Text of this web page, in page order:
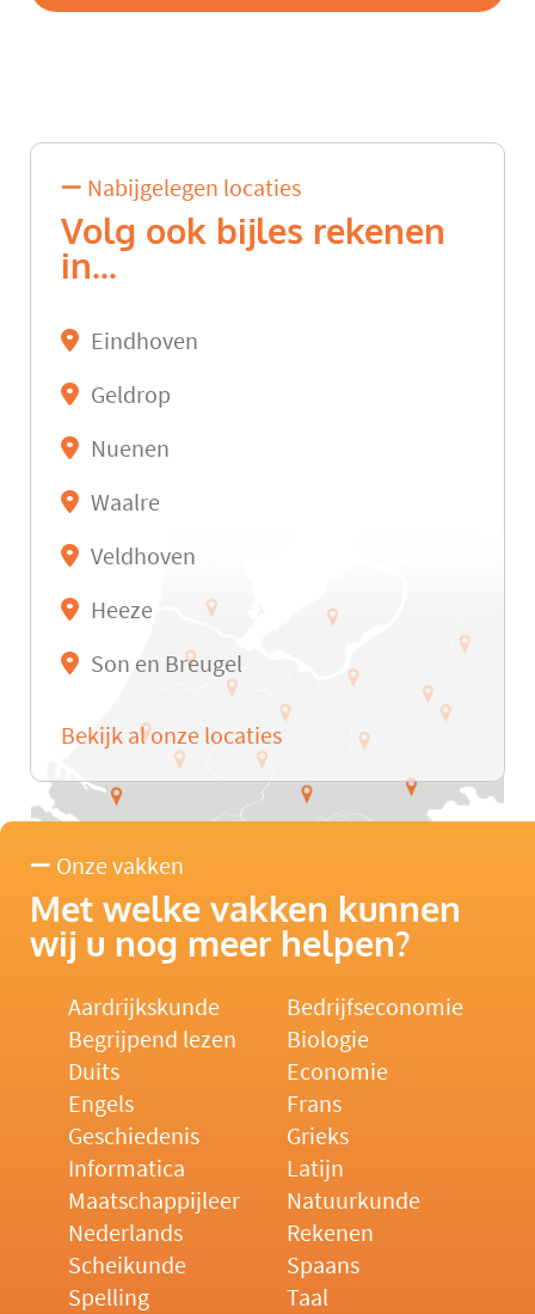
Nabijgelegen locaties
Volg ook bijles rekenen
in...
Eindhoven
Geldrop
Nuenen
Waalre
Veldhoven
Heeze
Son en Breugel
Bekijk al onze locaties
Onze vakken
Met welke vakken kunnen
wij u nog meer helpen?
Aardrijkskunde
Bedrijfseconomie
Begrijpend lezen
Biologie
Duits
Economie
Engels
Frans
Geschiedenis
Grieks
Informatica
Latijn
Maatschappijleer
Natuurkunde
Nederlands
Rekenen
Scheikunde
Spaans
Spelling
Taal